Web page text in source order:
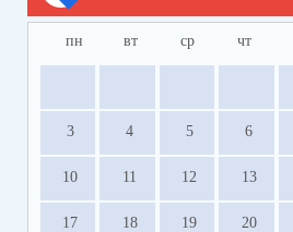
пн вт ср чт
3 4 5 6
10 11 12 13
17 18 19 20